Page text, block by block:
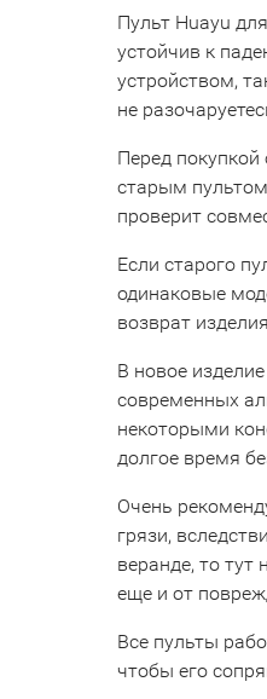
Пульт Huayu
устойчив к
устройством,
не
Перед
старым
проверит
Если старого
одинаковые
возврат
В новое
современных
некоторыми
долгое время
Очень
грязи,
веранде, то
еще и от
Все пульты
чтобы его